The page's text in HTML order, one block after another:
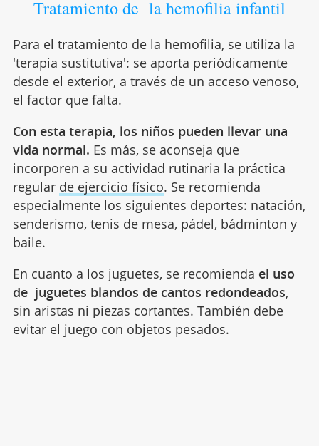
Tratamiento de la hemofilia infantil
Para el tratamiento de la hemofilia, se utiliza la
'terapia sustitutiva': se aporta periódicamente
desde el exterior, a través de un acceso venoso,
el factor que falta.
Con esta terapia, los niños pueden llevar una
vida normal. Es más, se aconseja que
incorporen a su actividad rutinaria la práctica
regular de ejercicio físico. Se recomienda
especialmente los siguientes deportes: natación,
senderismo, tenis de mesa, pádel, bádminton y
baile.
En cuanto a los juguetes, se recomienda el uso
de juguetes blandos de cantos redondeados,
sin aristas ni piezas cortantes. También debe
evitar el juego con objetos pesados.